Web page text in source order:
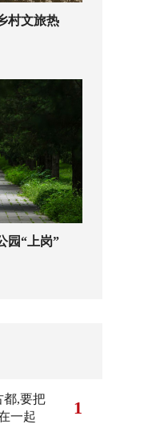
村文旅热
园“上岗”
都,要把
一起
1